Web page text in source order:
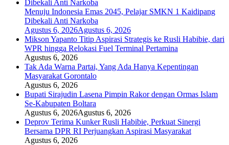
Menuju Indonesia Emas 2045, Pelajar SMKN 1 Kaidipang
Dibekali Anti Narkoba
Agustus 6, 2026Agustus 6, 2026
Mikson Yapanto Titip Aspirasi Strategis ke Rusli Habibie, dari
WPR hingga Relokasi Fuel Terminal Pertamina
Agustus 6, 2026
Tak Ada Warna Partai, Yang Ada Hanya Kepentingan
Masyarakat Gorontalo
Agustus 6, 2026
Bupati Sirajudin Lasena Pimpin Rakor dengan Ormas Islam
Se-Kabupaten Boltara
Agustus 6, 2026Agustus 6, 2026
Deprov Terima Kunker Rusli Habibie, Perkuat Sinergi
Bersama DPR RI Perjuangkan Aspirasi Masyarakat
Agustus 6, 2026